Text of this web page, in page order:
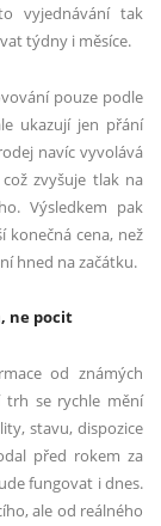
vyjednávání tak
týdny i měsíce.
pouze podle
ukazují jen přání
navíc vyvolává
zvyšuje tlak na
Výsledkem pak
konečná cena, než
hned na začátku.
ne pocit
od známých
trh se rychle mění
stavu, dispozice
před rokem za
fungovat i dnes.
ale od reálného